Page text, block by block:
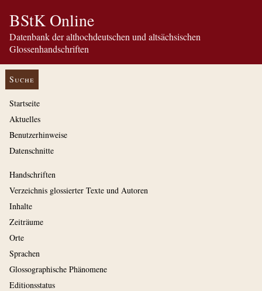
BStK Online
Datenbank der althochdeutschen und altsächsischen
Glossenhandschriften
Suche
Startseite
Aktuelles
Benutzerhinweise
Datenschnitte
Handschriften
Verzeichnis glossierter Texte und Autoren
Inhalte
Zeiträume
Orte
Sprachen
Glossographische Phänomene
Editionsstatus